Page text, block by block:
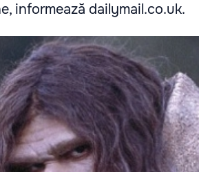
informează dailymail.co.uk.